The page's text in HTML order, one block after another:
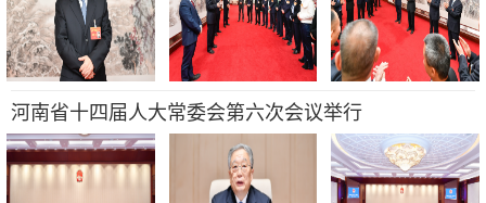
河南省十四届人大常委会第六次会议举行